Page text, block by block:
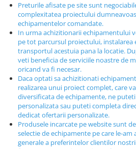
Garduri/Imprejmuiri
Cosuri de gunoi
Panouri pentru informare/Marcaje
Foisoare si pergole
Rastel Biciclete
Banci
Preturile afisate pe site sunt
complexitatea proiectului
echipamentelor comandate.
In urma achizitionarii echipamentului
pe tot parcursul proiectului, instalarea
transportul acestuia pana la locatie.
veti beneficia de serviciile noastre de
oricand va fi necesar.
Daca optati sa achizitionati
realizarea unui proiect complet, care
diversificata de echipamente, ne
personalizata sau puteti completa
dedicat ofertarii personalizate.
Produsele incarcate pe website sunt
selectie de echipamente pe care le-am
generale a preferintelor clientilor